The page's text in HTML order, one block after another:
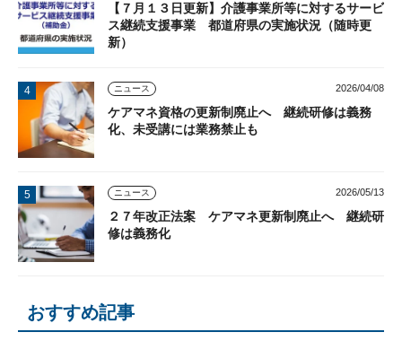
【７月１３日更新】介護事業所等に対するサービ
ス継続支援事業 都道府県の実施状況（随時更
新）
ニュース 2026/04/08
ケアマネ資格の更新制廃止へ 継続研修は義務
化、未受講には業務禁止も
ニュース 2026/05/13
２７年改正法案 ケアマネ更新制廃止へ 継続研
修は義務化
おすすめ記事